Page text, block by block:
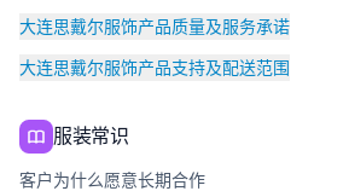
大连思戴尔服饰产品质量及服务承诺
大连思戴尔服饰产品支持及配送范围
服装常识
客户为什么愿意长期合作